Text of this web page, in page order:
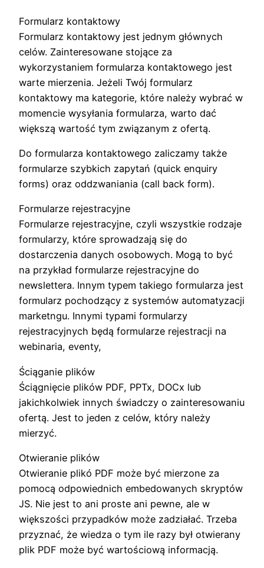
Formularz kontaktowy
Formularz kontaktowy jest jednym głównych
celów. Zainteresowane stojące za
wykorzystaniem formularza kontaktowego jest
warte mierzenia. Jeżeli Twój formularz
kontaktowy ma kategorie, które należy wybrać w
momencie wysyłania formularza, warto dać
większą wartość tym związanym z ofertą.
Do formularza kontaktowego zaliczamy także
formularze szybkich zapytań (quick enquiry
forms) oraz oddzwaniania (call back form).
Formularze rejestracyjne
Formularze rejestracyjne, czyli wszystkie rodzaje
formularzy, które sprowadzają się do
dostarczenia danych osobowych. Mogą to być
na przykład formularze rejestracyjne do
newslettera. Innym typem takiego formularza jest
formularz pochodzący z systemów automatyzacji
marketngu. Innymi typami formularzy
rejestracyjnych będą formularze rejestracji na
webinaria, eventy,
Ściąganie plików
Ściągnięcie plików PDF, PPTx, DOCx lub
jakichkolwiek innych świadczy o zainteresowaniu
ofertą. Jest to jeden z celów, który należy
mierzyć.
Otwieranie plików
Otwieranie plikó PDF może być mierzone za
pomocą odpowiednich embedowanych skryptów
JS. Nie jest to ani proste ani pewne, ale w
większości przypadków może zadziałać. Trzeba
przyznać, że wiedza o tym ile razy był otwierany
plik PDF może być wartościową informacją.